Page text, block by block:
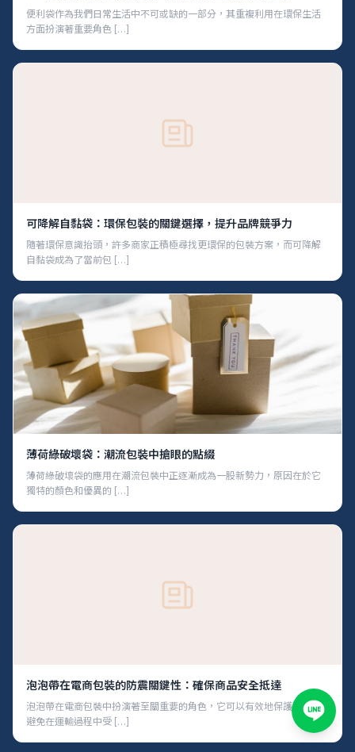
便利袋作為我們日常生活中不可或缺的一部分，其重複利用在環保生活
方面扮演著重要角色 […]
可降解自黏袋：環保包裝的關鍵選擇，提升品牌競爭力
隨著環保意識抬頭，許多商家正積極尋找更環保的包裝方案，而可降解
自黏袋成為了當前包 […]
薄荷綠破壞袋：潮流包裝中搶眼的點綴
薄荷綠破壞袋的應用在潮流包裝中正逐漸成為一股新勢力，原因在於它
獨特的顏色和優異的 […]
泡泡帶在電商包裝的防震關鍵性：確保商品安全抵達
泡泡帶在電商包裝中扮演著至關重要的角色，它可以有效地保護商品，
避免在運輸過程中受 […]